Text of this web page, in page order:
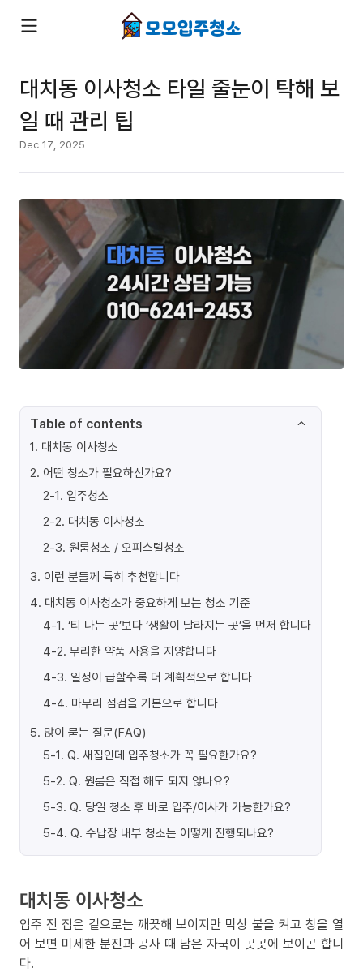
대치동 이사청소 타일 줄눈이 탁해 보
일 때 관리 팁
Dec 17, 2025
Table of contents
1. 대치동 이사청소
2. 어떤 청소가 필요하신가요?
2-1. 입주청소
2-2. 대치동 이사청소
2-3. 원룸청소 / 오피스텔청소
3. 이런 분들께 특히 추천합니다
4. 대치동 이사청소가 중요하게 보는 청소 기준
4-1. ‘티 나는 곳’보다 ‘생활이 달라지는 곳’을 먼저 합니다
4-2. 무리한 약품 사용을 지양합니다
4-3. 일정이 급할수록 더 계획적으로 합니다
4-4. 마무리 점검을 기본으로 합니다
5. 많이 묻는 질문(FAQ)
5-1. Q. 새집인데 입주청소가 꼭 필요한가요?
5-2. Q. 원룸은 직접 해도 되지 않나요?
5-3. Q. 당일 청소 후 바로 입주/이사가 가능한가요?
5-4. Q. 수납장 내부 청소는 어떻게 진행되나요?
대치동 이사청소
입주 전 집은 겉으로는 깨끗해 보이지만 막상 불을 켜고 창을 열
어 보면 미세한 분진과 공사 때 남은 자국이 곳곳에 보이곤 합니
다.